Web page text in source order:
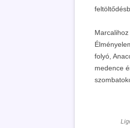
folyó,
medence